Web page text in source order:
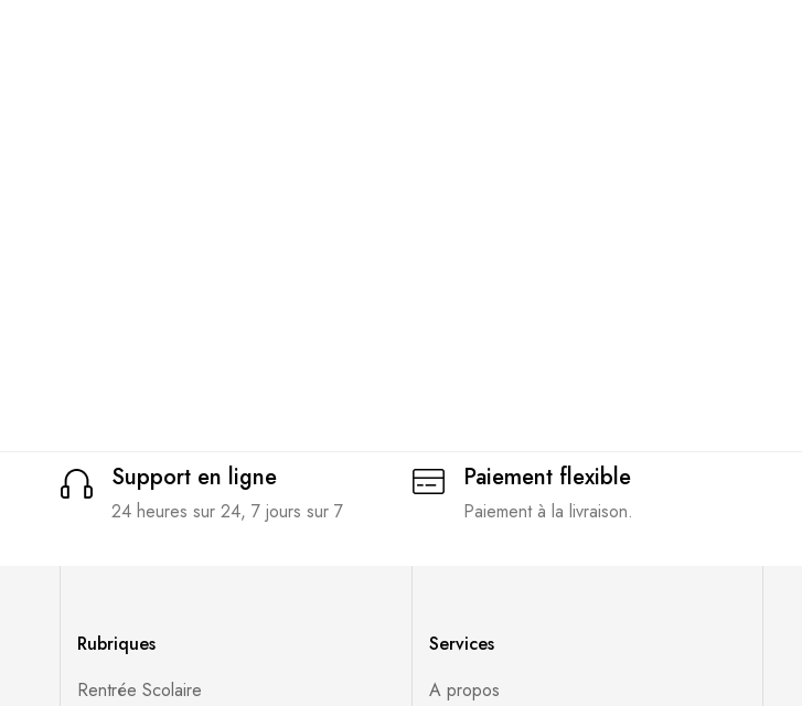
Support en ligne
24 heures sur 24, 7 jours sur 7
Paiement flexible
Paiement à la livraison.
Rubriques
Rentrée Scolaire
Services
A propos